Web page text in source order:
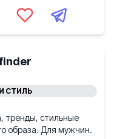
СТИЛЬ
тренды, стильные
образа. Для мужчин.